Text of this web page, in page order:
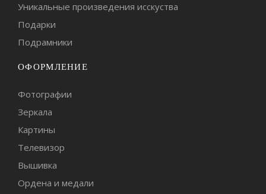
Уникальные произведения исскуства
Подарки
Подрамники
ОФОРМЛЕНИЕ
Фотографии
Зеркала
Картины
Телевизор
Вышивка
Ордена и медали